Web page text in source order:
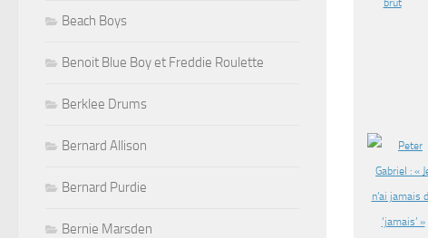
Beach Boys
Benoit Blue Boy et Freddie Roulette
Berklee Drums
Bernard Allison
Bernard Purdie
Bernie Marsden